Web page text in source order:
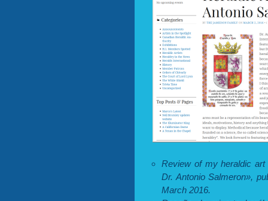
Review of my heraldic
Dr. Antonio Salmeron»,
March 2016.